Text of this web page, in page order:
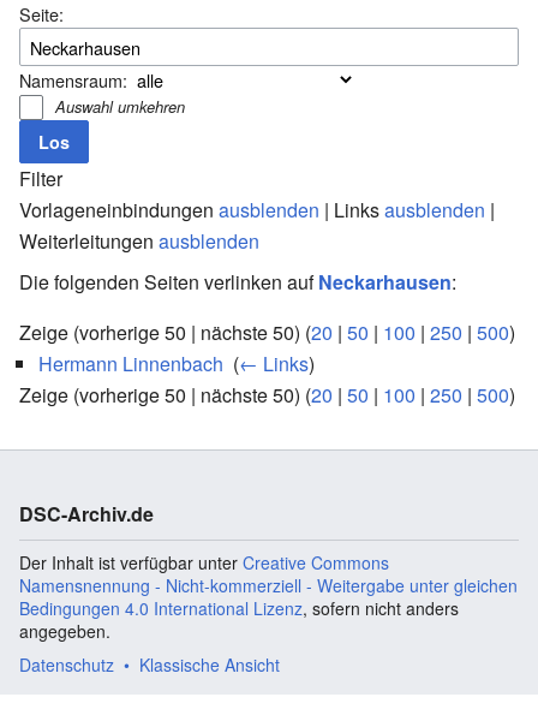
Seite:
Namensraum:
Auswahl umkehren
Filter
Vorlageneinbindungen ausblenden | Linksausblenden |
Weiterleitungen ausblenden
Die folgenden Seiten verlinken aufNeckarhausen:
Zeige (vorherige 50 | nächste 50) (20 | 50 | 100 | 250 | 500)
Hermann Linnenbach (← Links)
Zeige (vorherige 50 | nächste 50) (20 | 50 | 100 | 250 | 500)
DSC-Archiv.de
Der Inhalt ist verfügbar unter Creative Commons
Namensnennung - Nicht-kommerziell - Weitergabe unter gleichen
Bedingungen 4.0 International Lizenz, sofern nicht anders
angegeben.
Datenschutz
Klassische Ansicht